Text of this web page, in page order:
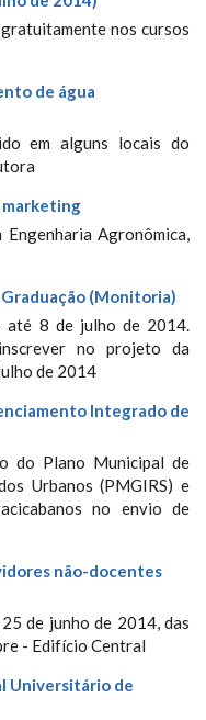
nos cursos
de água
em alguns locais do
Agronômica,
(Monitoria)
até 8 de julho de 2014.
no projeto da
de 2014
Integrado de
do Plano Municipal de
Urbanos (PMGIRS) e
no envio de
não-docentes
de junho de 2014, das
- Edifício Central
Universitário de